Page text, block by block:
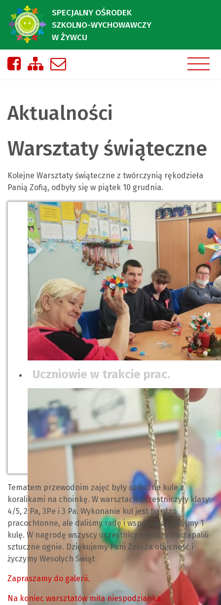
SPECJALNY OŚRODEK
SZKOLNO-WYCHOWAWCZY
W ŻYWCU
Nasza strona na Facebooku
Zobacz mapę strony
Aktualności
Warsztaty świąteczne
Kolejne Warsztaty świąteczne z twórczynią rękodzieła
Panią Zofią, odbyły się w piątek 10 grudnia.
Uczniowie w trakcie prac.
Tematem przewodnim zajęć były ozdobne kule z
koralikami na choinkę. W warsztach uczestniczyły klasy:
4/5, 2 Pa, 3Pe i 3 Pa. Wykonanie kul jest bardzo
pracochłonne, ale daliśmy radę i wspólnie zrobiliśmy 1
kulę. W nagrodę wszyscy uczestnicy warsztatów zapalili
sztuczne ognie. Dziękujemy Pani Zosi za obecność i
życzymy Wesolyćh Świąt
Zapraszamy do galerii.
Na koniec warsztatów miła niespodzianka.